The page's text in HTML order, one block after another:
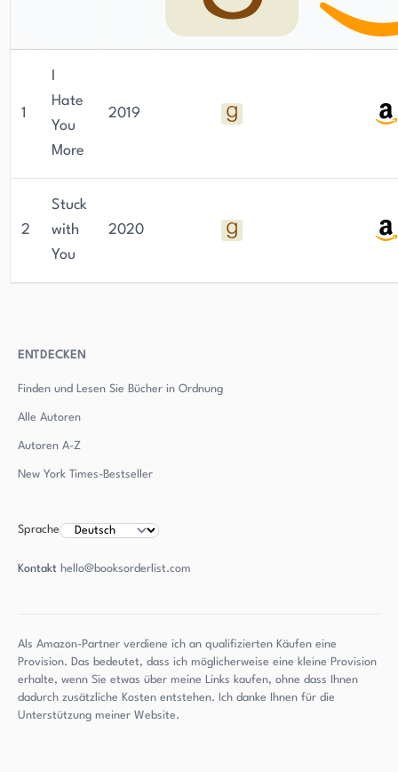
1
Hate
You
More
2019
2
Stuck
with
You
2020
ENTDECKEN
Finden und Lesen Sie Bücher in Ordnung
Alle Autoren
Autoren A-Z
New York Times-Bestseller
Sprache
Kontakt hello@booksorderlist.com
Als Amazon-Partner verdiene ich an qualifizierten Käufen eine
Provision. Das bedeutet, dass ich möglicherweise eine kleine Provision
erhalte, wenn Sie etwas über meine Links kaufen, ohne dass Ihnen
dadurch zusätzliche Kosten entstehen. Ich danke Ihnen für die
Unterstützung meiner Website.